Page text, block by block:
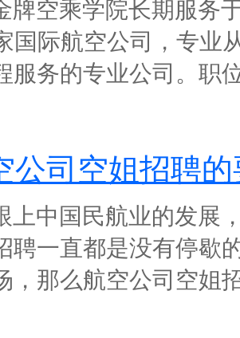
空乘学院长期服务
国际航空公司，专业
服务的专业公司。职
公司空姐招聘
中国民航业的发展
聘一直都是没有停歇
，那么航空公司空姐